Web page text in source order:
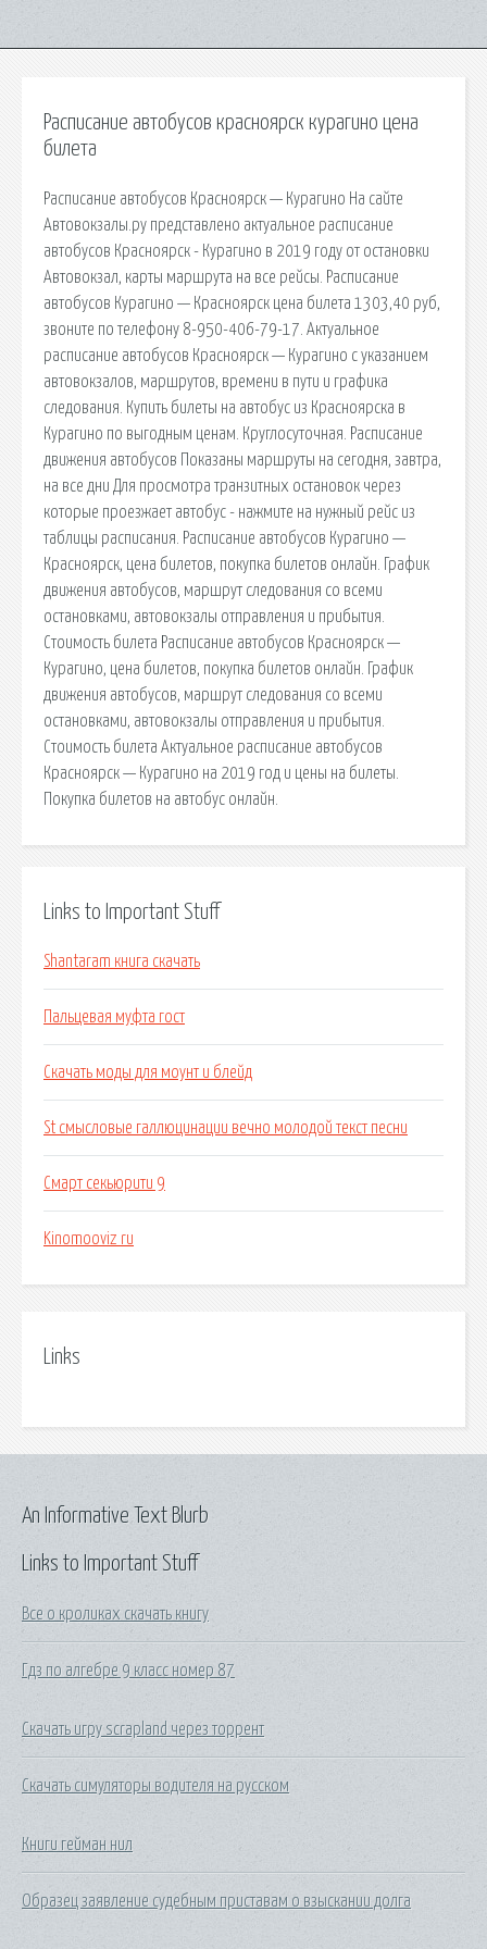
Расписание автобусов красноярск курагино цена
билета
Расписание автобусов Красноярск — Курагино На сайте
Автовокзалы.ру представлено актуальное расписание
автобусов Красноярск - Курагино в 2019 году от остановки
Автовокзал, карты маршрута на все рейсы. Расписание
автобусов Курагино — Красноярск цена билета 1303,40 руб,
звоните по телефону 8-950-406-79-17. Актуальное
расписание автобусов Красноярск — Курагино с указанием
автовокзалов, маршрутов, времени в пути и графика
следования. Купить билеты на автобус из Красноярска в
Курагино по выгодным ценам. Круглосуточная. Расписание
движения автобусов Показаны маршруты на сегодня, завтра,
на все дни Для просмотра транзитных остановок через
которые проезжает автобус - нажмите на нужный рейс из
таблицы расписания. Расписание автобусов Курагино —
Красноярск, цена билетов, покупка билетов онлайн. График
движения автобусов, маршрут следования со всеми
остановками, автовокзалы отправления и прибытия.
Стоимость билета Расписание автобусов Красноярск —
Курагино, цена билетов, покупка билетов онлайн. График
движения автобусов, маршрут следования со всеми
остановками, автовокзалы отправления и прибытия.
Стоимость билета Актуальное расписание автобусов
Красноярск — Курагино на 2019 год и цены на билеты.
Покупка билетов на автобус онлайн.
Links to Important Stuff
Shantaram книга скачать
Пальцевая муфта гост
Скачать моды для моунт и блейд
St смысловые галлюцинации вечно молодой текст песни
Смарт секьюрити 9
Kinomooviz ru
Links
Links to Important Stuff
Все о кроликах скачать книгу
Гдз по алгебре 9 класс номер 87
Скачать игру scrapland через торрент
Скачать симуляторы водителя на русском
Книги гейман нил
Образец заявление судебным приставам о взыскании долга
An Informative Text Blurb